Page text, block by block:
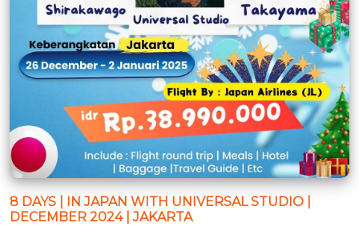
8 DAYS | IN JAPAN WITH UNIVERSAL STUDIO |
DECEMBER 2024 | JAKARTA